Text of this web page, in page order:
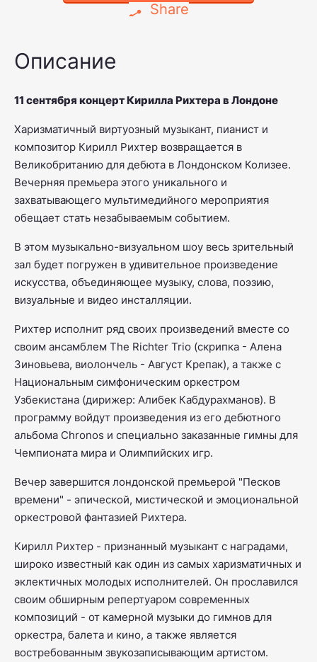
Share
Описание
11 сентября концерт Кирилла Рихтера в Лондоне
Харизматичный виртуозный музыкант, пианист и
композитор Кирилл Рихтер возвращается в
Великобританию для дебюта в Лондонском Колизее.
Вечерняя премьера этого уникального и
захватывающего мультимедийного мероприятия
обещает стать незабываемым событием.
В этом музыкально-визуальном шоу весь зрительный
зал будет погружен в удивительное произведение
искусства, объединяющее музыку, слова, поэзию,
визуальные и видео инсталляции.
Рихтер исполнит ряд своих произведений вместе со
своим ансамблем The Richter Trio (скрипка - Алена
Зиновьева, виолончель - Август Крепак), а также с
Национальным симфоническим оркестром
Узбекистана (дирижер: Алибек Кабдурахманов). В
программу войдут произведения из его дебютного
альбома Chronos и специально заказанные гимны для
Чемпионата мира и Олимпийских игр.
Вечер завершится лондонской премьерой "Песков
времени" - эпической, мистической и эмоциональной
оркестровой фантазией Рихтера.
Кирилл Рихтер - признанный музыкант с наградами,
широко известный как один из самых харизматичных и
эклектичных молодых исполнителей. Он прославился
своим обширным репертуаром современных
композиций - от камерной музыки до гимнов для
оркестра, балета и кино, а также является
востребованным звукозаписывающим артистом.